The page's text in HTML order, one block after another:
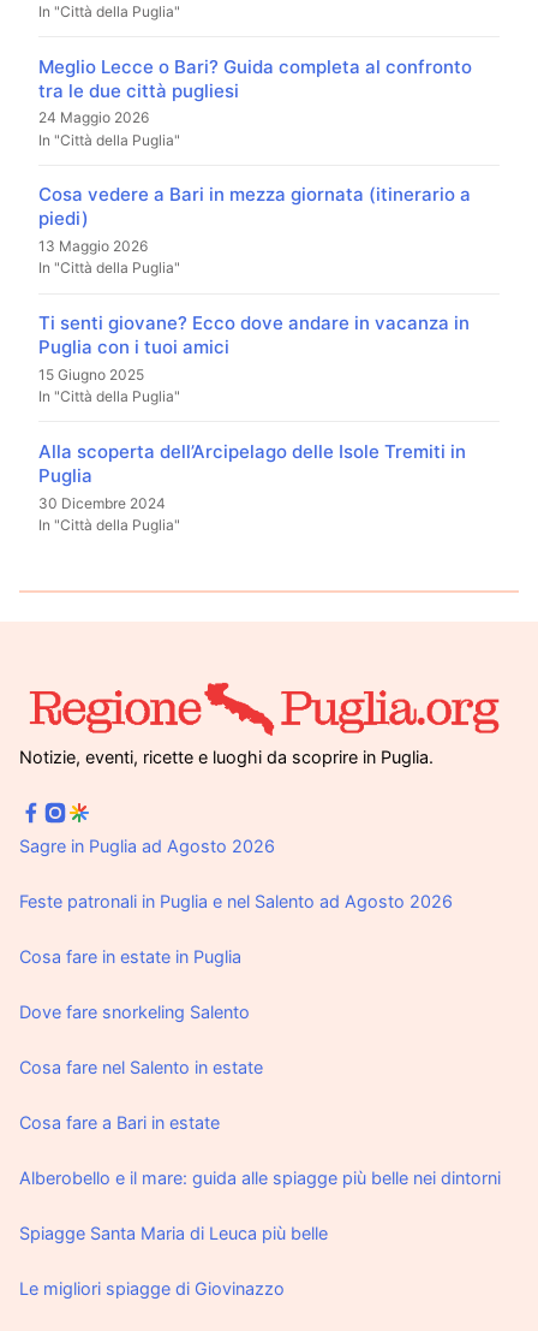
In "Città della Puglia"
Meglio Lecce o Bari? Guida completa al confronto
tra le due città pugliesi
24 Maggio 2026
In "Città della Puglia"
Cosa vedere a Bari in mezza giornata (itinerario a
piedi)
13 Maggio 2026
In "Città della Puglia"
Ti senti giovane? Ecco dove andare in vacanza in
Puglia con i tuoi amici
15 Giugno 2025
In "Città della Puglia"
Alla scoperta dell’Arcipelago delle Isole Tremiti in
Puglia
30 Dicembre 2024
In "Città della Puglia"
Notizie, eventi, ricette e luoghi da scoprire in Puglia.
Sagre in Puglia ad Agosto 2026
Feste patronali in Puglia e nel Salento ad Agosto 2026
Cosa fare in estate in Puglia
Dove fare snorkeling Salento
Cosa fare nel Salento in estate
Cosa fare a Bari in estate
Alberobello e il mare: guida alle spiagge più belle nei dintorni
Spiagge Santa Maria di Leuca più belle
Le migliori spiagge di Giovinazzo